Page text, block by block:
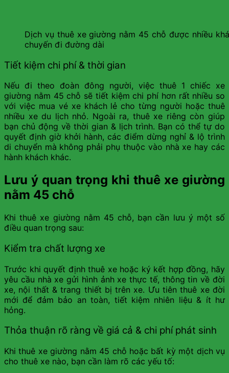
Dịch vụ thuê xe giường nằm 45 chỗ được nhiều
chuyến đi đường dài
Tiết kiệm chi phí & thời gian
Nếu đi theo đoàn đông người, việc thuê 1 chiếc xe
giường nằm 45 chỗ sẽ tiết kiệm chi phí hơn rất nhiều so
với việc mua vé xe khách lẻ cho từng người hoặc thuê
nhiều xe du lịch nhỏ. Ngoài ra, thuê xe riêng còn giúp
bạn chủ động về thời gian & lịch trình. Bạn có thể tự do
quyết định giờ khởi hành, các điểm dừng nghỉ & lộ trình
di chuyển mà không phải phụ thuộc vào nhà xe hay các
hành khách khác.
Lưu ý quan trọng khi thuê xe giường
nằm 45 chỗ
Khi thuê xe giường nằm 45 chỗ, bạn cần lưu ý một số
điều quan trọng sau:
Kiểm tra chất lượng xe
Trước khi quyết định thuê xe hoặc ký kết hợp đồng, hãy
yêu cầu nhà xe gửi hình ảnh xe thực tế, thông tin về đời
xe, nội thất & trang thiết bị trên xe. Ưu tiên thuê xe đời
mới để đảm bảo an toàn, tiết kiệm nhiên liệu & ít hư
hỏng.
Thỏa thuận rõ ràng về giá cả & chi phí phát sinh
Khi thuê xe giường nằm 45 chỗ hoặc bất kỳ một dịch vụ
cho thuê xe nào, bạn cần làm rõ các yếu tố: